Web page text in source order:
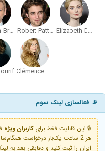
Elizabeth Debicki
Robert Pattinson
Kenneth Branagh
Clémence Poésy
📡 فعالسازی لینک سوم
🔒 این قابلیت فقط برای کاربران ویژه
ایران را ثبت کنید و دقایقی بعد